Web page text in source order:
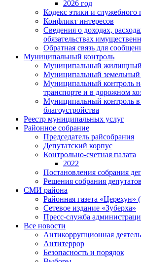
2026 год
Кодекс этики и служебного
Конфликт интересов
Сведения о доходах,
обязательствах
Обратная связь для
Муниципальный контроль
Муниципальный жилищный
Муниципальный земельный
Муниципальный контроль
транспорте и в дорожном
Муниципальный контроль в
благоустройства
Реестр муниципальных услуг
Районное собрание
Председатель райсобрания
Депутатский корпус
Контрольно-счетная палата
2022
Постановления собрания
Решения собрания депутатов
СМИ района
Районная газета «Церехун»
Сетевое издание «Зуберха»
Пресс-служба
Все новости
Антикоррупционная
Антитеррор
Безопасность и порядок